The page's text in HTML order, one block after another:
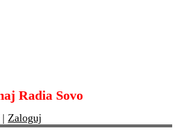
Radia Sovo
| Zaloguj